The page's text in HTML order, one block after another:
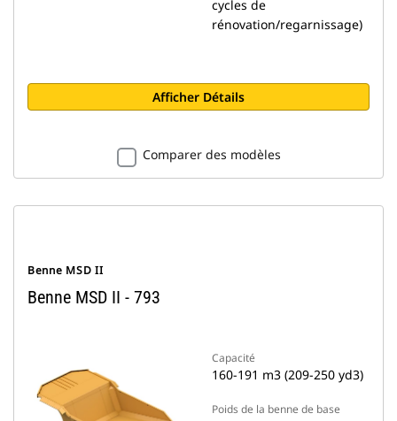
cycles de
rénovation/regarnissage)
Afficher Détails
Comparer des modèles
Benne MSD II
Benne MSD II - 793
Capacité
160-191 m3 (209-250 yd3)
Poids de la benne de base